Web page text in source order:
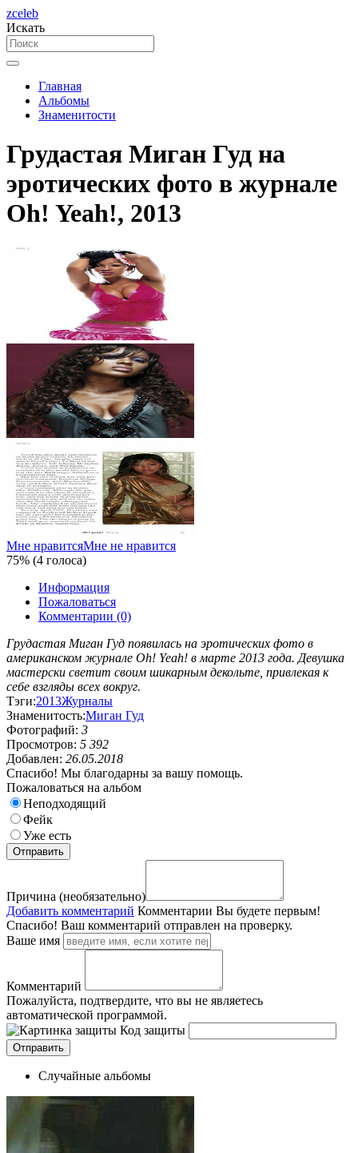
zceleb
Искать
Главная
Альбомы
Знаменитости
Грудастая Миган Гуд на
эротических фото в журнале
Oh! Yeah!, 2013
Мне нравитсяМне не нравится
75% (4 голоса)
Информация
Пожаловаться
Комментарии (0)
Грудастая Миган Гуд появилась на эротических фото в
американском журнале Oh! Yeah! в марте 2013 года. Девушка
мастерски светит своим шикарным декольте, привлекая к
себе взгляды всех вокруг.
Тэги:2013Журналы
Знаменитость:Миган Гуд
Фотографий: 3
Просмотров: 5 392
Добавлен: 26.05.2018
Спасибо! Мы благодарны за вашу помощь.
Пожаловаться на альбом
Неподходящий
Фейк
Уже есть
Причина (необязательно)
Добавить комментарий Комментарии Вы будете первым!
Спасибо! Ваш комментарий отправлен на проверку.
Ваше имя
Комментарий
Пожалуйста, подтвердите, что вы не являетесь
автоматической программой.
Код защиты
Случайные альбомы